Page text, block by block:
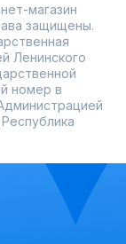
магазин
защищены.
Ленинского
номер в